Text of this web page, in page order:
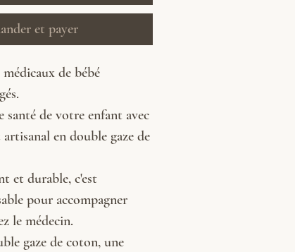
et payer
de bébé
santé de votre enfant avec
en double gaze de
et durable, c'est
pour accompagner
le médecin.
gaze de coton, une